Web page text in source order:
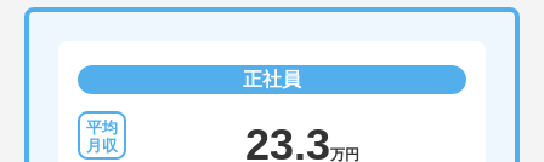
正社員
23.3万円